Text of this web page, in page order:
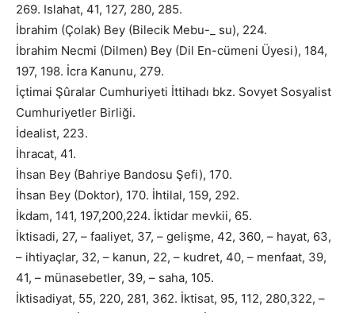
269. Islahat, 41, 127, 280, 285.
İbrahim (Çolak) Bey (Bilecik Mebu-_ su), 224.
İbrahim Necmi (Dilmen) Bey (Dil En-cümeni Üyesi), 184,
197, 198. İcra Kanunu, 279.
İçtimai Şûralar Cumhuriyeti İttihadı bkz. Sovyet Sosyalist
Cumhuriyetler Birliği.
İdealist, 223.
İhracat, 41.
İhsan Bey (Bahriye Bandosu Şefi), 170.
İhsan Bey (Doktor), 170. İhtilal, 159, 292.
İkdam, 141, 197,200,224. İktidar mevkii, 65.
İktisadi, 27, – faaliyet, 37, – gelişme, 42, 360, – hayat, 63,
– ihtiyaçlar, 32, – kanun, 22, – kudret, 40, – menfaat, 39,
41, – münasebetler, 39, – saha, 105.
İktisadiyat, 55, 220, 281, 362. İktisat, 95, 112, 280,322, –